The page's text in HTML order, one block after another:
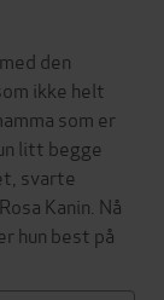
den
ikke helt
som er
litt begge
svarte
Kanin. Nå
hun best på